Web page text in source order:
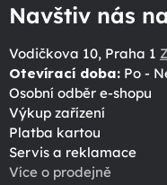
Navštiv nás
Vodičkova 10, Praha 1
Otevírací doba: Po -
Osobní odběr e-shopu
Výkup zařízení
Platba kartou
Servis a reklamace
Více o prodejně